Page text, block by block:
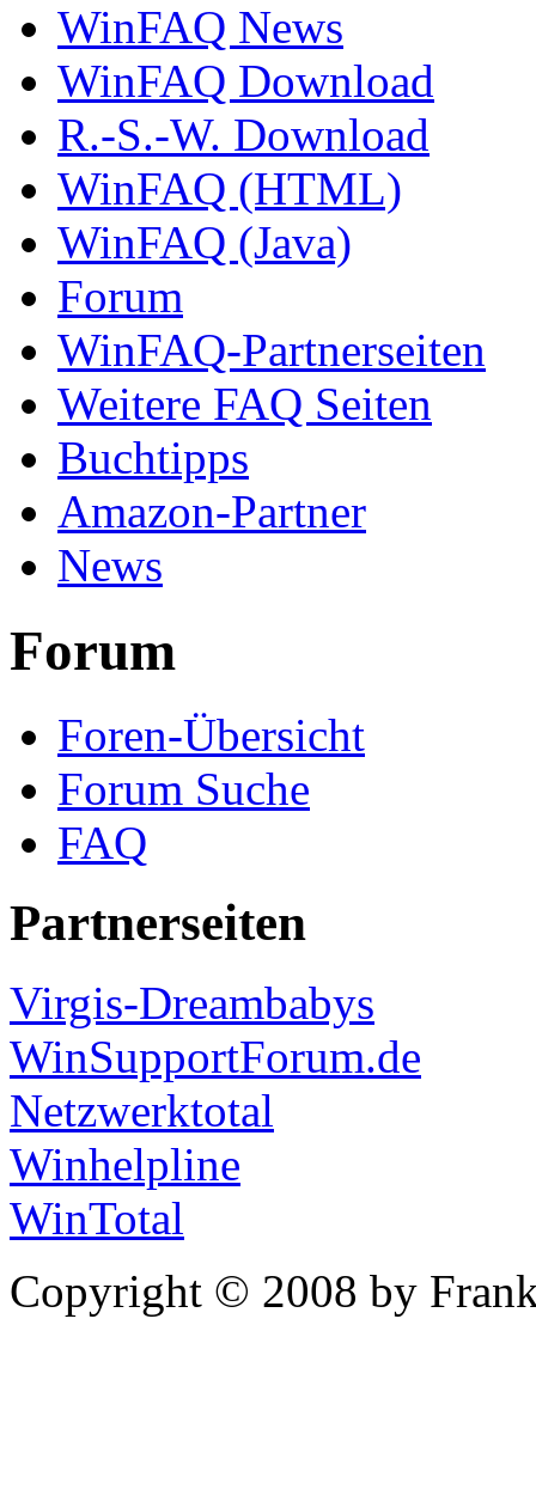
WinFAQ News
WinFAQ Download
R.-S.-W. Download
WinFAQ (HTML)
WinFAQ (Java)
Forum
WinFAQ-Partnerseiten
Weitere FAQ Seiten
Buchtipps
Amazon-Partner
News
Forum
Foren-Übersicht
Forum Suche
FAQ
Partnerseiten
Virgis-Dreambabys
WinSupportForum.de
Netzwerktotal
Winhelpline
WinTotal
Copyright © 2008 by